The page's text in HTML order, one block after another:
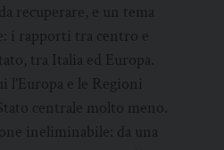
recuperare, e un tema
i rapporti tra centro e
tra Italia ed Europa.
e le Regioni
centrale molto meno.
ineliminabile: da una